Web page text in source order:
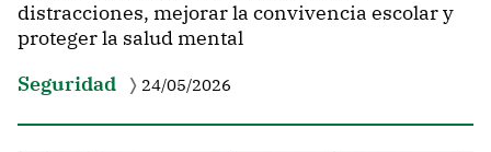
distracciones, mejorar la convivencia escolar y
proteger la salud mental
Seguridad
24/05/2026